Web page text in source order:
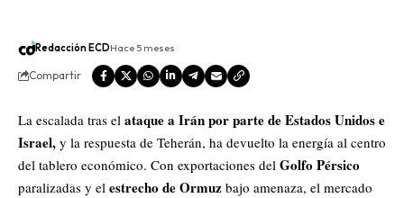
Redacción ECDHace 5 meses
Compartir
La escalada tras el ataque a Irán por parte deEstados Unidose
Israel, y la respuesta de Teherán, ha devuelto la energía al centro
del tablero económico. Con exportaciones del Golfo Pérsico
paralizadas y el estrecho de Ormuz bajo amenaza, el mercado